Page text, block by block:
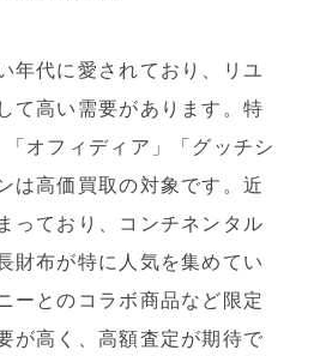
年代に愛されており、リユ
て高い需要があります。特
オフィディア」「グッチシ
は高価買取の対象です。近
っており、コンチネンタル
財布が特に人気を集めてい
ーとのコラボ商品など限定
が高く、高額査定が期待で